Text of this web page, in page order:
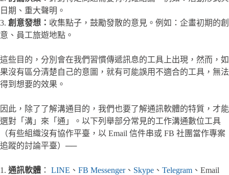
日期、重大聲明。
3. 創意發想： 收集點子，鼓勵發散的意見。例如：企畫初期的創
意、員工旅遊地點。
這些目的，分別會在我們習慣傳遞訊息的工具上出現，然而，如
果沒有區分清楚自己的意圖，就有可能誤用不適合的工具，無法
得到想要的效果。
因此，除了了解溝通目的，我們也要了解通訊軟體的特質，才能
選對「溝」來「通」。以下列舉部分常見的工作溝通數位工具
（有些組織沒有協作平臺，以 Email 信件串或 FB 社團當作專案
追蹤的討論平臺）──
1. 通訊軟體 ： LINE 、 FB Messenger、 Skype 、 Telegram 、Email